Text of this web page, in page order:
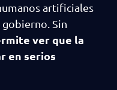
artificiales
Sin
ver que la
en serios